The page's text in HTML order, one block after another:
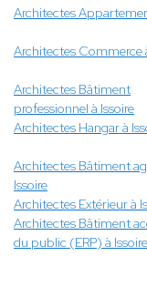
Architectes
Architectes Commerce
Architectes Bâtiment
professionnel à Issoire
Architectes Hangar à
Architectes Bâtiment
Issoire
Architectes Extérieur à
Architectes Bâtiment
du public (ERP) à Issoire